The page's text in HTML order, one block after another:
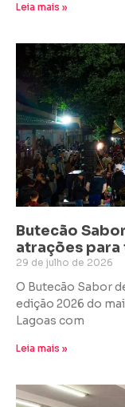
Leia mais »
Butecão
atrações
29 de julho de 2026
O Butecão Sabor
edição 2026 do
Lagoas com
Leia mais »